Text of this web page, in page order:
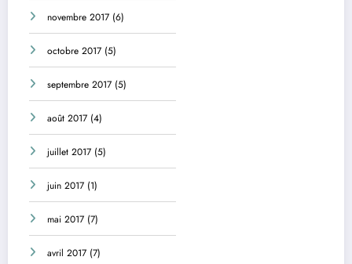
novembre 2017 (6)
octobre 2017 (5)
septembre 2017 (5)
août 2017 (4)
juillet 2017 (5)
juin 2017 (1)
mai 2017 (7)
avril 2017 (7)